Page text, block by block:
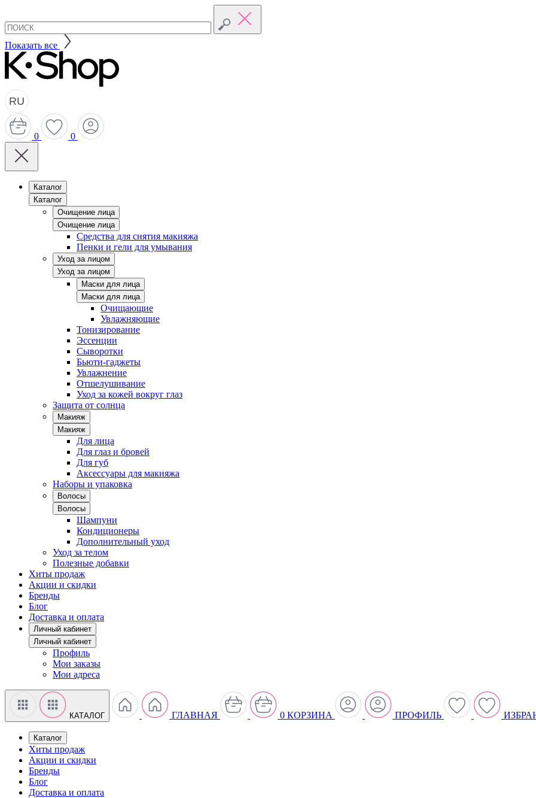
Показать все
RU
0 0
Каталог
Каталог
Очищение лица
Очищение лица
Средства для снятия макияжа
Пенки и гели для умывания
Уход за лицом
Уход за лицом
Маски для лица
Маски для лица
Очищающие
Увлажняющие
Тонизирование
Эссенции
Сыворотки
Бьюти-гаджеты
Увлажнение
Отшелушивание
Уход за кожей вокруг глаз
Защита от солнца
Макияж
Макияж
Для лица
Для глаз и бровей
Для губ
Аксессуары для макияжа
Наборы и упаковка
Волосы
Волосы
Шампуни
Кондиционеры
Дополнительный уход
Уход за телом
Полезные добавки
Хиты продаж
Акции и скидки
Бренды
Блог
Доставка и оплата
Личный кабинет
Личный кабинет
Профиль
Мои заказы
Мои адреса
КАТАЛОГ ГЛАВНАЯ 0 КОРЗИНА ПРОФИЛЬ
Каталог
Хиты продаж
Акции и скидки
Бренды
Блог
Доставка и оплата